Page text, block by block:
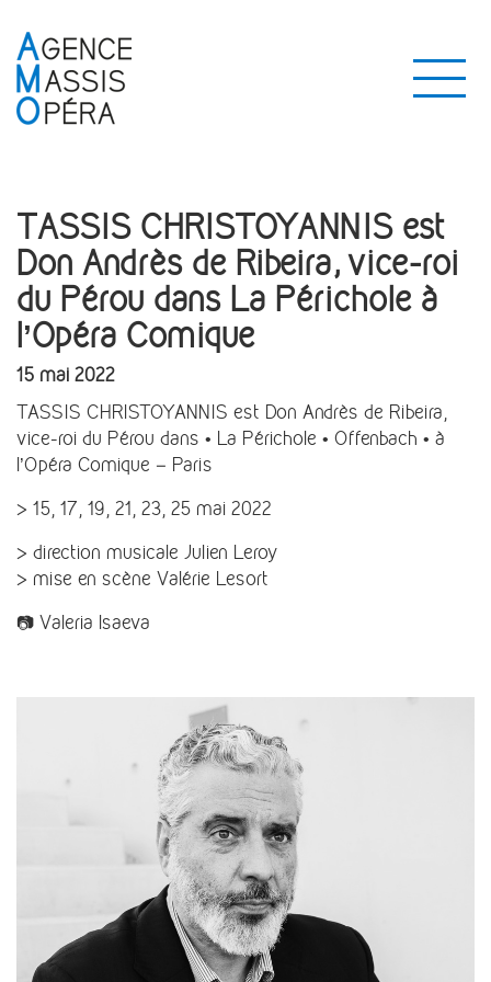
TASSIS CHRISTOYANNIS est
Don Andrès de Ribeira, vice-roi
du Pérou dans La Périchole à
l’Opéra Comique
15 mai 2022
TASSIS CHRISTOYANNIS est Don Andrès de Ribeira,
vice-roi du Pérou dans • La Périchole • Offenbach • à
l’Opéra Comique – Paris
> 15, 17, 19, 21, 23, 25 mai 2022
> direction musicale Julien Leroy
> mise en scène Valérie Lesort
📷 Valeria Isaeva